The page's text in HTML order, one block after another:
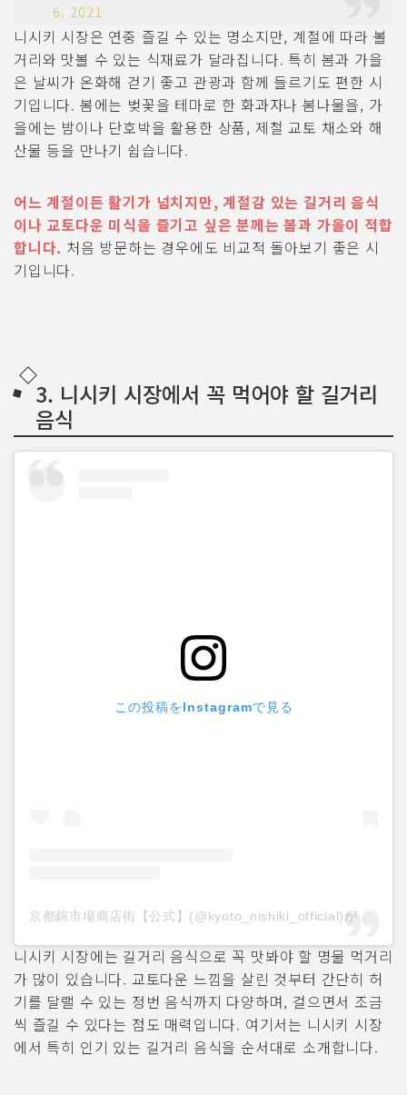
6, 2021
니시키 시장은 연중 즐길 수 있는 명소지만, 계절에 따라 볼
거리와 맛볼 수 있는 식재료가 달라집니다. 특히 봄과 가을
은 날씨가 온화해 걷기 좋고 관광과 함께 들르기도 편한 시
기입니다. 봄에는 벚꽃을 테마로 한 화과자나 봄나물을, 가
을에는 밤이나 단호박을 활용한 상품, 제철 교토 채소와 해
산물 등을 만나기 쉽습니다.
어느 계절이든 활기가 넘치지만, 계절감 있는 길거리 음식
이나 교토다운 미식을 즐기고 싶은 분께는 봄과 가을이 적합
합니다. 처음 방문하는 경우에도 비교적 돌아보기 좋은 시
기입니다.
3. 니시키 시장에서 꼭 먹어야 할 길거리
음식
この投稿をInstagramで見る
京都錦市場商店街【公式】(@kyoto_nishiki_official)がシェアした投稿
니시키 시장에는 길거리 음식으로 꼭 맛봐야 할 명물 먹거리
가 많이 있습니다. 교토다운 느낌을 살린 것부터 간단히 허
기를 달랠 수 있는 정번 음식까지 다양하며, 걸으면서 조금
씩 즐길 수 있다는 점도 매력입니다. 여기서는 니시키 시장
에서 특히 인기 있는 길거리 음식을 순서대로 소개합니다.